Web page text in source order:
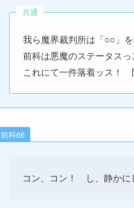
共通
我ら魔界裁判所は「○○」
前科は悪魔のステータス
これにて一件落着ッス！
前科66
コン、コン！ し、静かに